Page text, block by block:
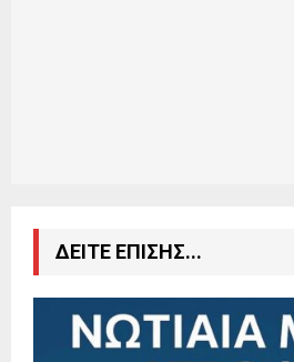
ΔΕΙΤΕ ΕΠΙΣΗΣ...